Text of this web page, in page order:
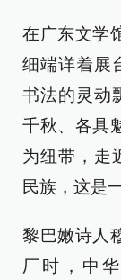
在广东文学
细端详着展
书法的灵动
千秋、各具
为纽带，走
民族，这是
黎巴嫩诗人
厂时，中